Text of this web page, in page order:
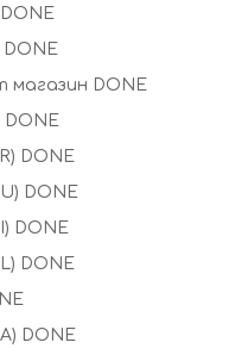
DONE
DONE
магазин DONE
DONE
DONE
DONE
DONE
DONE
DONE